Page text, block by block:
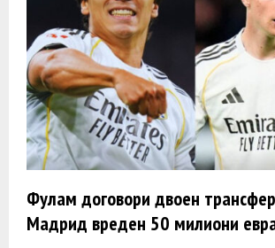
Фулам договори двоен
Мадрид вреден 50 милиони